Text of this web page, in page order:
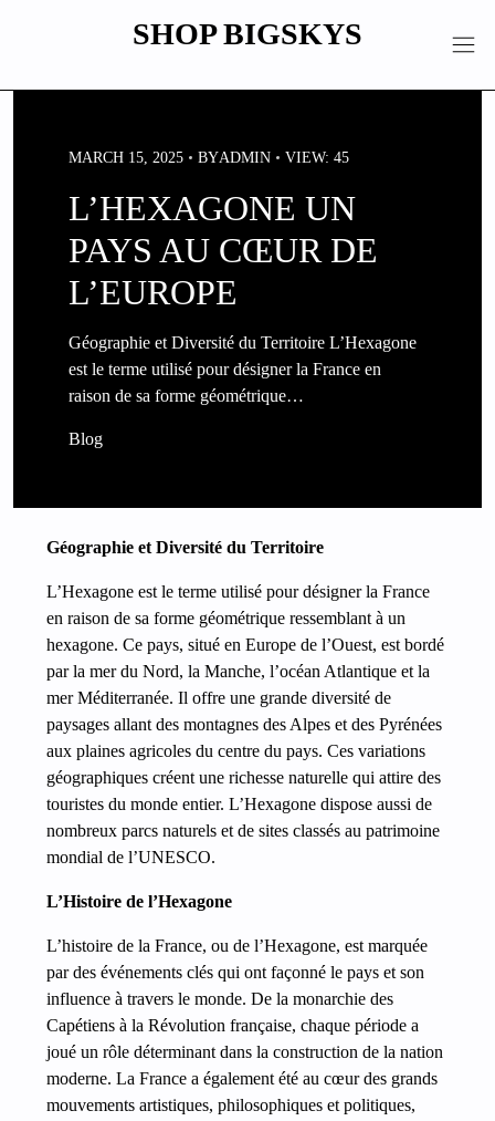
SHOP BIGSKYS
MARCH 15, 2025 BYADMIN VIEW: 45
L’HEXAGONE UN
PAYS AU CŒUR DE
L’EUROPE
Géographie et Diversité du Territoire L’Hexagone
est le terme utilisé pour désigner la France en
raison de sa forme géométrique…
Blog
Géographie et Diversité du Territoire
L’Hexagone est le terme utilisé pour désigner la France
en raison de sa forme géométrique ressemblant à un
hexagone. Ce pays, situé en Europe de l’Ouest, est bordé
par la mer du Nord, la Manche, l’océan Atlantique et la
mer Méditerranée. Il offre une grande diversité de
paysages allant des montagnes des Alpes et des Pyrénées
aux plaines agricoles du centre du pays. Ces variations
géographiques créent une richesse naturelle qui attire des
touristes du monde entier. L’Hexagone dispose aussi de
nombreux parcs naturels et de sites classés au patrimoine
mondial de l’UNESCO.
L’Histoire de l’Hexagone
L’histoire de la France, ou de l’Hexagone, est marquée
par des événements clés qui ont façonné le pays et son
influence à travers le monde. De la monarchie des
Capétiens à la Révolution française, chaque période a
joué un rôle déterminant dans la construction de la nation
moderne. La France a également été au cœur des grands
mouvements artistiques, philosophiques et politiques,